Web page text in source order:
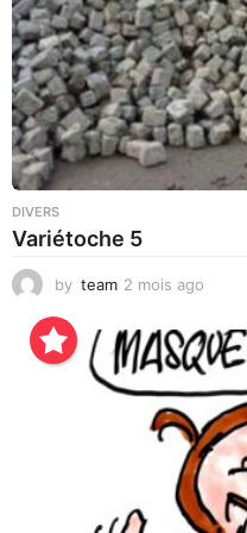
DIVERS
Variétoche 5
by team 2 mois ago
e
m
a
i
n
e
s
g